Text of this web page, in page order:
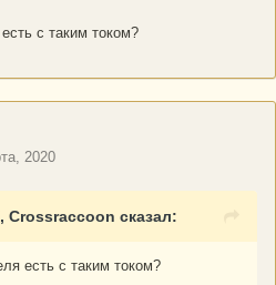
с таким током?
2020
Crossraccoon сказал:
есть с таким током?